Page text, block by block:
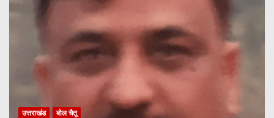
उत्तराखंड बोल चैतू